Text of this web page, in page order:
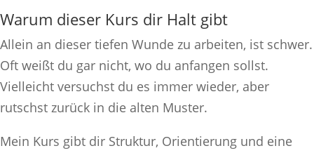
Warum dieser Kurs dir Halt gibt
Allein an dieser tiefen Wunde zu arbeiten, ist schwer.
Oft weißt du gar nicht, wo du anfangen sollst.
Vielleicht versuchst du es immer wieder, aber
rutschst zurück in die alten Muster.
Mein Kurs gibt dir Struktur, Orientierung und eine